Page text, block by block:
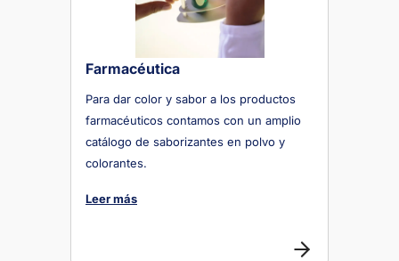
Farmacéutica
Para dar color y sabor a los productos
farmacéuticos contamos con un amplio
catálogo de saborizantes en polvo y
colorantes.
Leer más